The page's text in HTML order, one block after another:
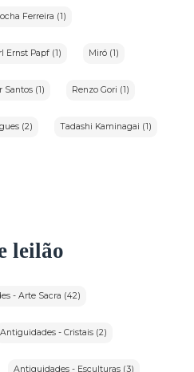
Ferreira (1)
Ernst Papf (1) Miró (1)
Santos (1) Renzo Gori (1)
(2) Tadashi Kaminagai (1)
leilão
- Arte Sacra (42)
Antiguidades - Cristais (2)
Antiguidades - Esculturas (3)